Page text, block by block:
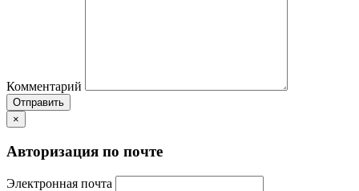
Комментарий
Отправить
×
Авторизация по почте
Электронная почта